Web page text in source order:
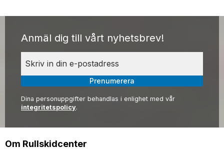
Anmäl dig till vårt nyhetsbrev!
Prenumerera
Dina personuppgifter behandlas i enlighet med vår
integritetspolicy.
Om Rullskidcenter